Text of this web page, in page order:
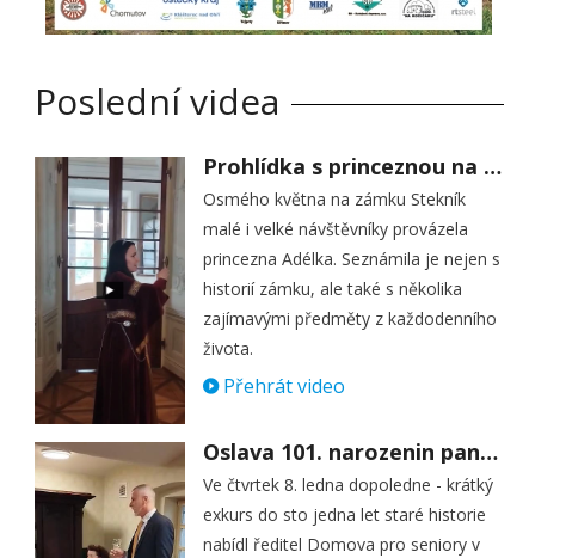
Poslední videa
Prohlídka s princeznou na zámku Stekník
Osmého května na zámku Stekník
malé i velké návštěvníky provázela
princezna Adélka. Seznámila je nejen s
historií zámku, ale také s několika
zajímavými předměty z každodenního
života.
Přehrát video
Oslava 101. narozenin paní Věry Skořepové
Ve čtvrtek 8. ledna dopoledne - krátký
exkurs do sto jedna let staré historie
nabídl ředitel Domova pro seniory v